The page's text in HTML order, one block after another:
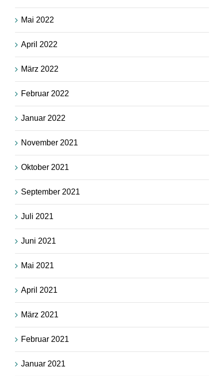
Mai 2022
April 2022
März 2022
Februar 2022
Januar 2022
November 2021
Oktober 2021
September 2021
Juli 2021
Juni 2021
Mai 2021
April 2021
März 2021
Februar 2021
Januar 2021